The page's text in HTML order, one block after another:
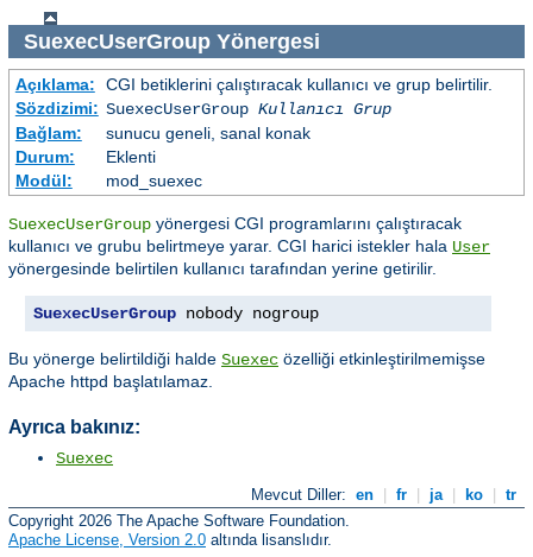
SuexecUserGroupYönergesi
Açıklama:
CGI betiklerini çalıştıracak kullanıcı ve grup belirtilir.
Sözdizimi: SuexecUserGroup Kullanıcı Grup
Bağlam:
sunucu geneli, sanal konak
Durum:
Eklenti
Modül:
mod_suexec
SuexecUserGroup yönergesi CGI programlarını çalıştıracak
kullanıcı ve grubu belirtmeye yarar. CGI harici istekler hala User
yönergesinde belirtilen kullanıcı tarafından yerine getirilir.
SuexecUserGroup nobody nogroup
Bu yönerge belirtildiği halde Suexec özelliği etkinleştirilmemişse
Apache httpd başlatılamaz.
Ayrıca bakınız:
Suexec
Mevcut Diller: en | fr | ja | ko | tr
Copyright 2026 The Apache Software Foundation.
Apache License, Version 2.0 altında lisanslıdır.